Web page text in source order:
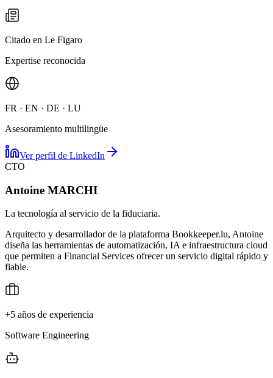
Citado en Le Figaro
Expertise reconocida
FR · EN · DE · LU
Asesoramiento multilingüe
Ver perfil de LinkedIn
CTO
Antoine MARCHI
La tecnología al servicio de la fiduciaria.
Arquitecto y desarrollador de la plataforma Bookkeeper.lu, Antoine
diseña las herramientas de automatización, IA e infraestructura cloud
que permiten a Financial Services ofrecer un servicio digital rápido y
fiable.
+5 años de experiencia
Software Engineering